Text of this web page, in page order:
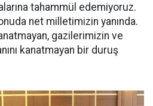
tahammül edemiyoruz.
net milletimizin yanında.
gazilerimizin ve
kanatmayan bir duruş